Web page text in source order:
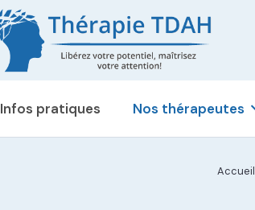
Infos pratiques Nos thérapeutes
Accueil